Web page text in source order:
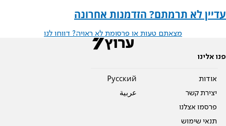
עדיין לא תרמתם? הזדמנות אחרונה
מצאתם טעות או פרסומת לא ראויה? דווחו לנו
פנו אלינו
אודות
יצירת קשר
פרסמו אצלנו
תנאי שימוש
Pусский
عربية